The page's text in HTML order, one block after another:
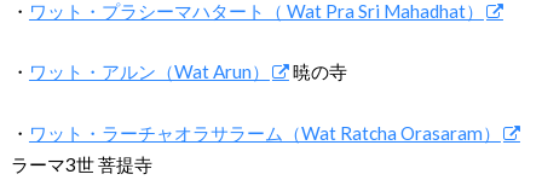
・ ワット・プラシーマハタート（ Wat Pra Sri Mahadhat）
・ ワット・アルン（Wat Arun） 暁の寺
・ ワット・ラーチャオラサラーム（Wat Ratcha Orasaram）
ラーマ3世 菩提寺